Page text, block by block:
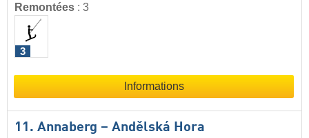
Remontées : 3
3
Informations
11. Annaberg – Andělská Hora